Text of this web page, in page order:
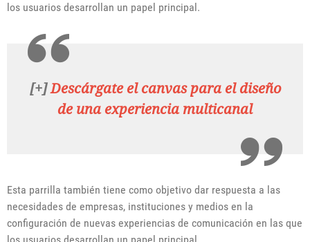
los usuarios desarrollan un papel principal.
[+]Descárgate el canvas para el diseño
de una experiencia multicanal
Esta parrilla también tiene como objetivo dar respuesta a las
necesidades de empresas, instituciones y medios en la
configuración de nuevas experiencias de comunicación en las que